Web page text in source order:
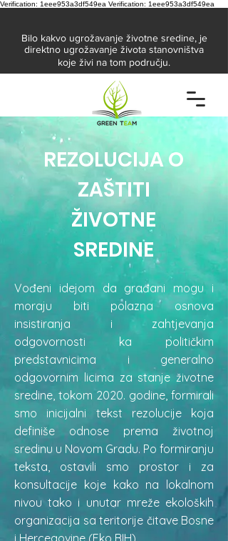
Verification: 1eee953a3df549ea Verification: 1eee953a3df549ea
Bilo kakvo ugrožavanje životne sredine, je
direktno ugrožavanje života stanovništva
koje živi na tom području.
REZOLUCIJA O
ZAŠTITI
ŽIVOTNE
SREDINE
Vođeni idejom da građani mogu i
moraju biti polazna osnova
insistiranja i zahtjevanja
odgovornosti ka političkim
predstavnicima i generalno
odgovornim licima za stanje životne
sredine, tokom 2020. godine, formirali
smo inicijalni tekst rezolucije koja
definiše odnose prema životnoj
sredinu u Novom Gradu. Po formiranju
teksta, ostavili smo prostor i za
konsultacije koje kako na lokalnom
nivou tako i unutar mreže ekoloških
organizacija sa teritorije čitave Bosne
i Hercegovine (Eko BIH).